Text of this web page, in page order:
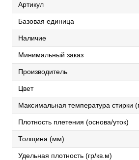
Артикул
Базовая единица
Наличие
Минимальный заказ
Производитель
Цвет
Максимальная температура стирки
Плотность плетения (основа/уток)
Толщина (мм)
Удельная плотность (гр/кв.м)